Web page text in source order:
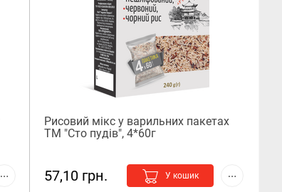
Рисовий мікс у варильних пакетах
ТМ "Сто пудів", 4*60г
57,10 грн. У кошик